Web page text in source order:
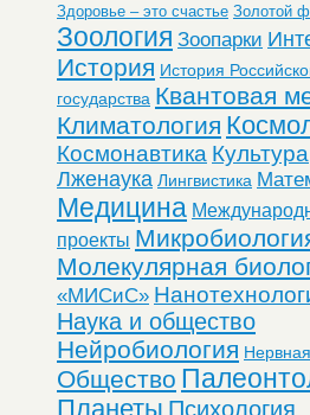
Здоровье – это счастье Золотой
Зоология Зоопарки
История История
государства Квантовая
Климатология
Космонавтика Культура
Лженаука Лингвистика
Медицина
проекты
Молекулярная
«МИСиС»
Наука и общество
Нейробиология
Общество
Планеты Психология